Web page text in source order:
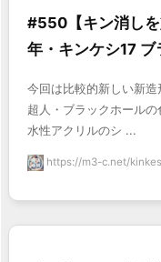
#550【キン消し
年・キンケシ17
今回は比較的新しい新
超人・ブラックホールの
水性アクリルのシ ...
https://m3-c.net/